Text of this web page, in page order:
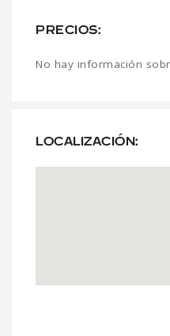
PRECIOS:
No hay información
LOCALIZACIÓN: